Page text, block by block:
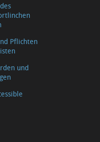
Pflichten
und